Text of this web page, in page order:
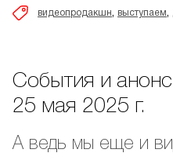
видеопродакшн, выступаем,
События и
25 мая 2025 г.
А ведь мы еще и